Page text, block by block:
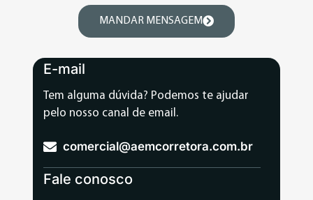
MANDAR MENSAGEM
E-mail
Tem alguma dúvida? Podemos te ajudar
pelo nosso canal de email.
comercial@aemcorretora.com.br
Fale conosco